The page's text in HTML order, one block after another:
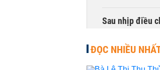
Sau nhịp điều
ĐỌC NHIỀU